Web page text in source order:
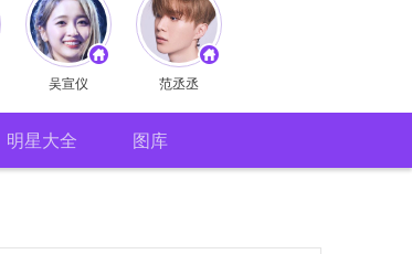
吴宣仪 范丞丞
明星大全 图库